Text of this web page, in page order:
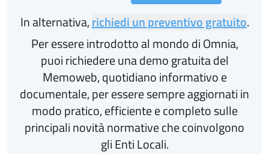
In alternativa,richiedi un preventivo gratuito.
Per essere introdotto al mondo di Omnia,
puoi richiedere una demo gratuita del
Memoweb, quotidiano informativo e
documentale, per essere sempre aggiornati in
modo pratico, efficiente e completo sulle
principali novità normative che coinvolgono
gli Enti Locali.